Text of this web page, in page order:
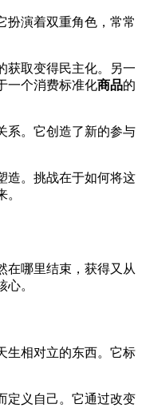
扮演着双重角色，常常
获取变得民主化。另一
一个消费标准化商品的
系。它创造了新的参与
造。挑战在于如何将这
在哪里结束，获得又从
。
生相对立的东西。它标
定义自己。它通过改变